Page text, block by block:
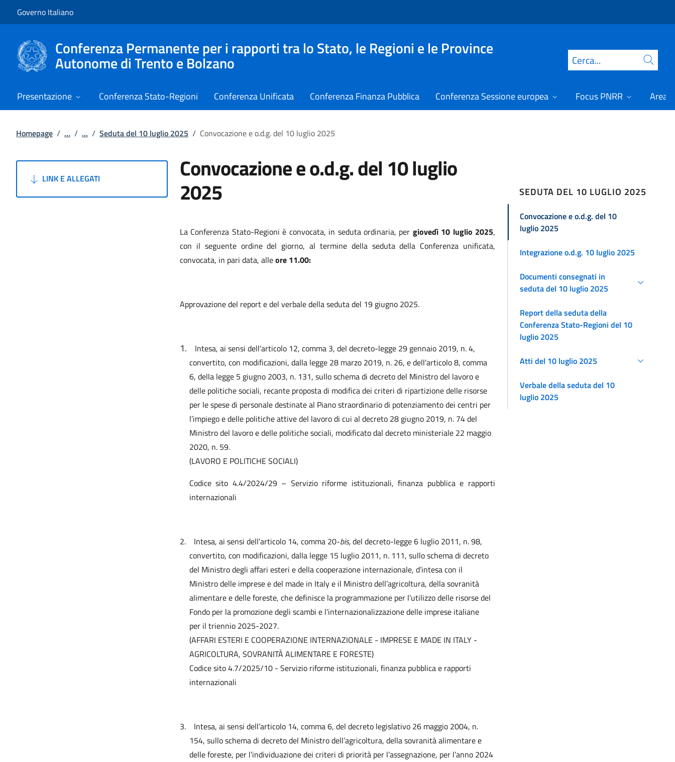
Governo Italiano
Conferenza Permanente per i rapporti tra lo Stato, le Regioni e le Province
Autonome di Trento e Bolzano Cerca
Presentazione Conferenza Stato-Regioni Conferenza Unificata Conferenza Finanza Pubblica Conferenza Sessione europea Focus PNRR Area
Homepage / ... / ... / Seduta del 10 luglio 2025 / Convocazione e o.d.g. del 10 luglio 2025
LINK E ALLEGATI Convocazione e o.d.g. del 10 luglio
2025
La Conferenza Stato-Regioni è convocata, in seduta ordinaria, per giovedì 10 luglio 2025,
con il seguente ordine del giorno, al termine della seduta della Conferenza unificata,
convocata, in pari data, alleore 11.00:
Approvazione del report e del verbale della seduta del 19 giugno 2025.
1.
Intesa, ai sensi dell’articolo 12, comma 3, del decreto-legge 29 gennaio 2019, n. 4,
convertito, con modificazioni, dalla legge 28 marzo 2019, n. 26, e dell’articolo 8, comma
6, della legge 5 giugno 2003, n. 131, sullo schema di decreto del Ministro del lavoro e
delle politiche sociali, recante proposta di modifica dei criteri di ripartizione delle risorse
per le spese di personale destinate al Piano straordinario di potenziamento dei centri per
l’impiego e delle politiche attive del lavoro di cui al decreto 28 giugno 2019, n. 74 del
Ministro del lavoro e delle politiche sociali, modificato dal decreto ministeriale 22 maggio
2020, n. 59.
(LAVORO E POLITICHE SOCIALI)
Codice sito 4.4/2024/29 – Servizio riforme istituzionali, finanza pubblica e rapporti
internazionali
2. Intesa, ai sensi dell’articolo 14, comma 20-bis,del decreto-legge 6 luglio 2011, n. 98,
convertito, con modificazioni, dalla legge 15 luglio 2011, n. 111, sullo schema di decreto
del Ministro degli affari esteri e della cooperazione internazionale, d’intesa con il
Ministro delle imprese e del made in Italy e il Ministro dell’agricoltura, della sovranità
alimentare e delle foreste, che definisce la programmazione per l’utilizzo delle risorse del
Fondo per la promozione degli scambi e l’internazionalizzazione delle imprese italiane
per il triennio 2025-2027.
(AFFARI ESTERI E COOPERAZIONE INTERNAZIONALE - IMPRESE E MADE IN ITALY -
AGRICOLTURA, SOVRANITÀ ALIMENTARE E FORESTE)
Codice sito 4.7/2025/10 - Servizio riforme istituzionali, finanza pubblica e rapporti
internazionali
3. Intesa, ai sensi dell’articolo 14, comma 6, del decreto legislativo 26 maggio 2004, n.
154, sullo schema di decreto del Ministro dell’agricoltura, della sovranità alimentare e
delle foreste, per l’individuazione dei criteri di priorità per l’assegnazione, per l’anno 2024
SEDUTA DEL 10 LUGLIO 2025
Convocazione e o.d.g. del 10
luglio 2025
Integrazione o.d.g. 10 luglio 2025
Documenti consegnati in
seduta del 10 luglio 2025
Report della seduta della
Conferenza Stato-Regioni del 10
luglio 2025
Atti del 10 luglio 2025
Verbale della seduta del 10
luglio 2025